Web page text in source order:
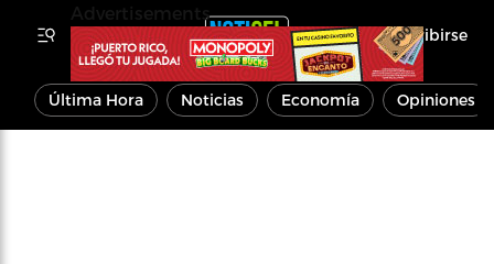
Inscribirse
Última Hora Noticias Economía Opiniones
Advertisements